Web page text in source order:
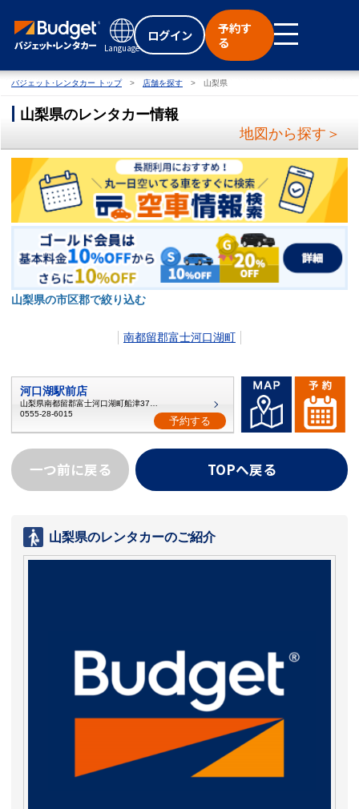
Language
ログイン
予約す
る
バジェット･レンタカー トップ 店舗を探す 山梨県
山梨県のレンタカー情報
地図から探す＞
山梨県の市区郡で絞り込む
南都留郡富士河口湖町
河口湖駅前店
0555-28-6015
予約する
一つ前に戻る TOPへ戻る
山梨県のレンタカーのご紹介